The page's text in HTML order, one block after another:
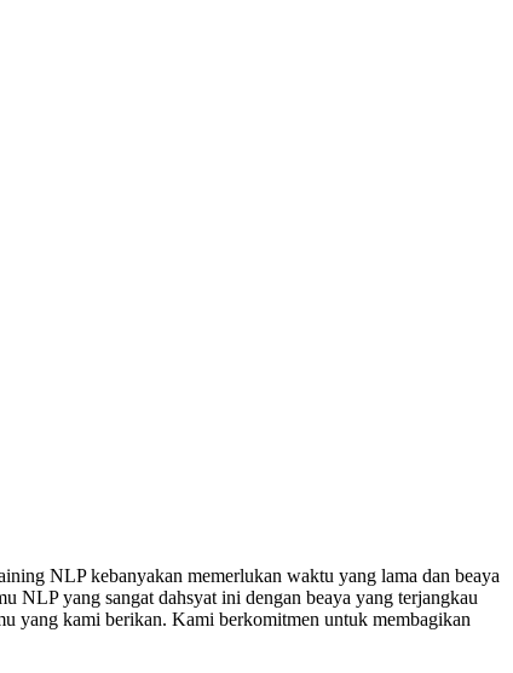
NLP kebanyakan memerlukan waktu yang lama dan beaya
NLP yang sangat dahsyat ini dengan beaya yang terjangkau
yang kami berikan. Kami berkomitmen untuk membagikan